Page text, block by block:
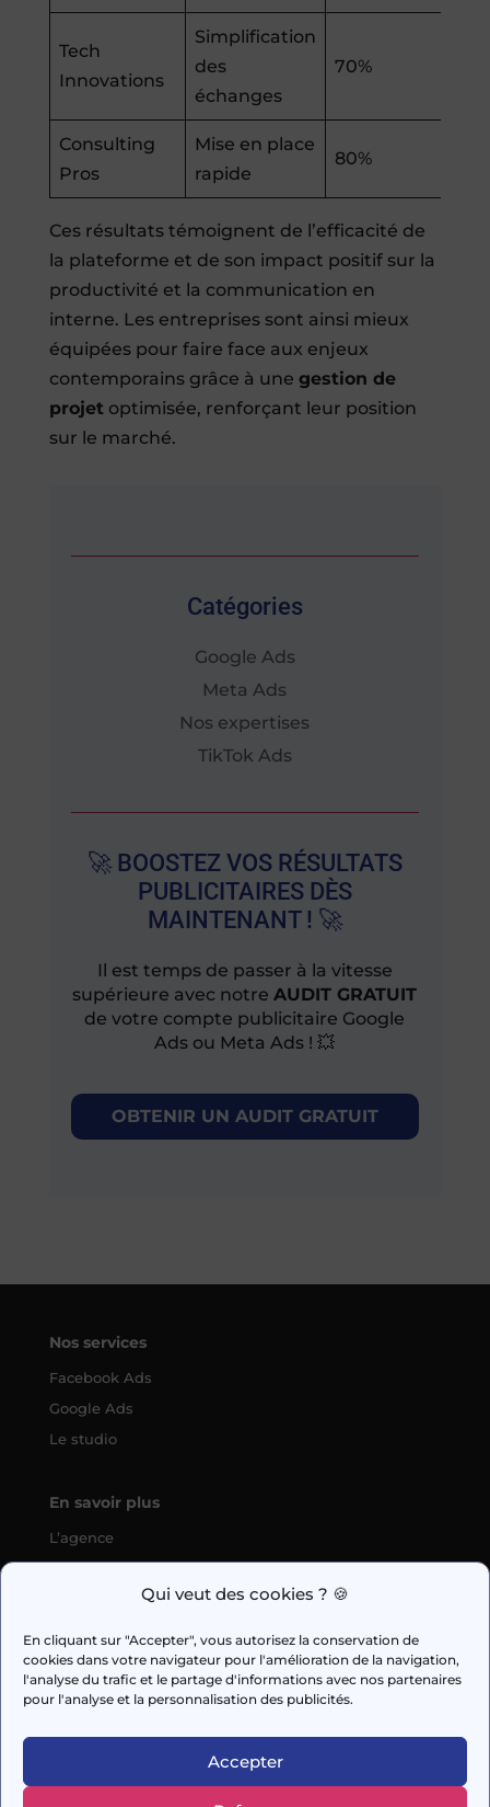
Qui veut des cookies ? 🍪
En cliquant sur "Accepter", vous autorisez la conservation de
cookies dans votre navigateur pour l'amélioration de la navigation,
l'analyse du trafic et le partage d'informations avec nos partenaires
pour l'analyse et la personnalisation des publicités.
Accepter
Tech
Innovations
Simplification
des
échanges
70%
Consulting
Pros
Mise en place
rapide
80%
Ces résultats témoignent de l’efficacité de
la plateforme et de son impact positif sur la
productivité et la communication en
interne. Les entreprises sont ainsi mieux
équipées pour faire face aux enjeux
contemporains grâce à une gestion de
projetoptimisée, renforçant leur position
sur le marché.
Catégories
Google Ads
Meta Ads
Nos expertises
TikTok Ads
🚀 BOOSTEZ VOS RÉSULTATS
PUBLICITAIRES DÈS
MAINTENANT ! 🚀
Il est temps de passer à la vitesse
supérieure avec notreAUDIT GRATUIT
de votre compte publicitaire Google
Ads ou Meta Ads ! 💥
OBTENIR UN AUDIT GRATUIT
Nos services
Facebook Ads
Google Ads
Le studio
En savoir plus
L’agence
  